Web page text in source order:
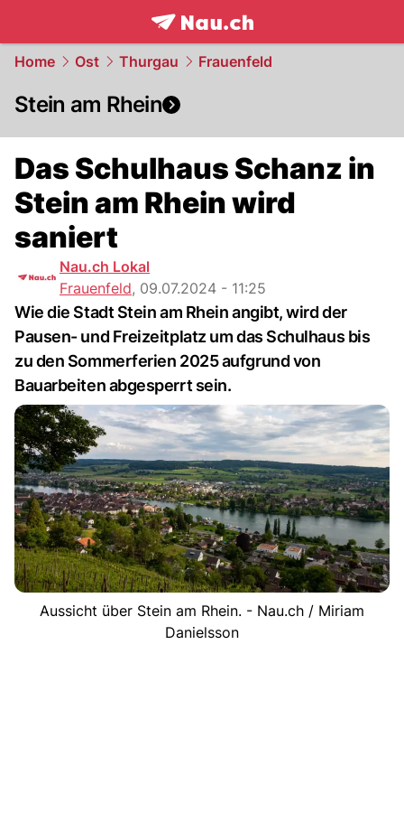
frontpage.NAU.ch
Home Ost Thurgau Frauenfeld
Stein am Rhein
Das Schulhaus Schanz in
Stein am Rhein wird
saniert
Nau.ch Lokal
Frauenfeld, 09.07.2024 - 11:25
Wie die Stadt Stein am Rhein angibt, wird der
Pausen- und Freizeitplatz um das Schulhaus bis
zu den Sommerferien 2025 aufgrund von
Bauarbeiten abgesperrt sein.
Aussicht über Stein am Rhein. - Nau.ch / Miriam
Danielsson